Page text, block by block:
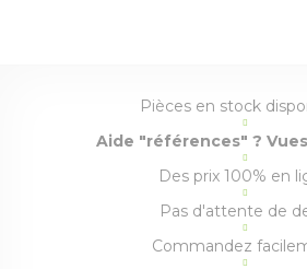
Pièces en stock
Aide "références" ?
Des prix 100% en
Pas d'attente de
Commandez